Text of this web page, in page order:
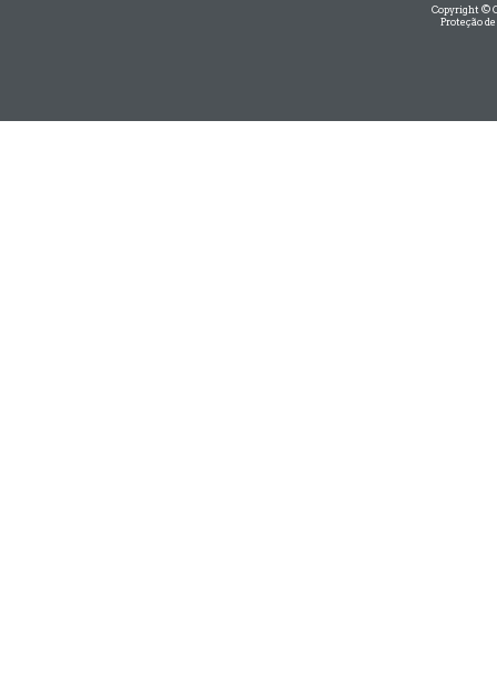
Copyright ©
Proteção